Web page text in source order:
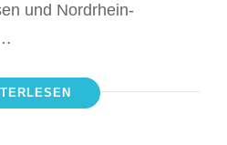
und Nordrhein-